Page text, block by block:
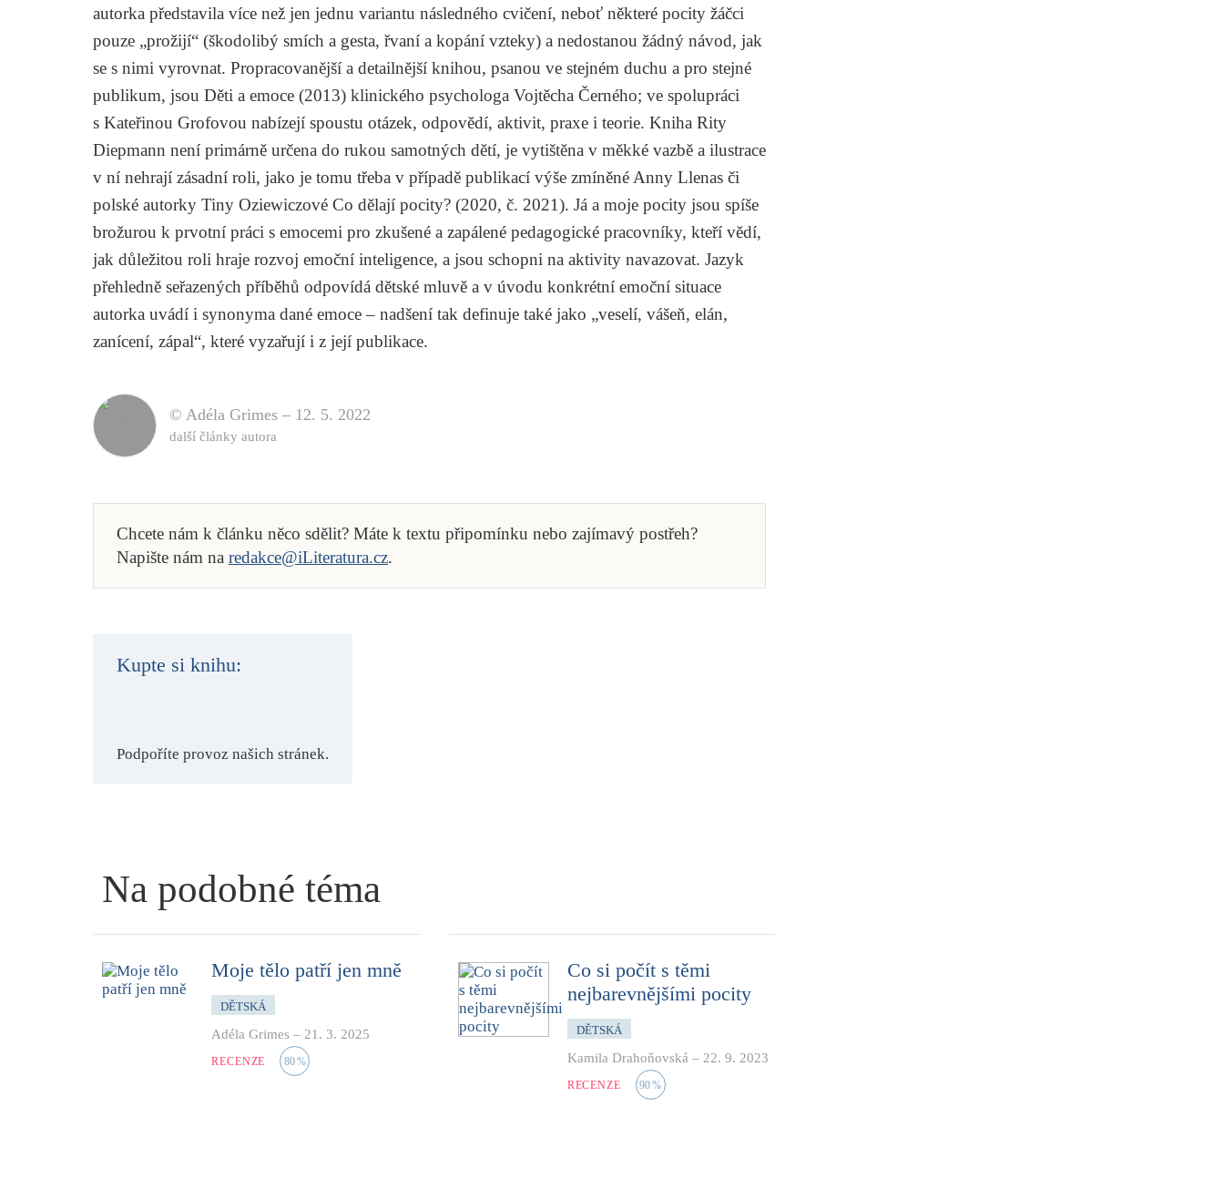
autorka představila více než jen jednu variantu následného cvičení, neboť některé pocity žáčci
pouze „prožijí“ (škodolibý smích a gesta, řvaní a kopání vzteky) a nedostanou žádný návod, jak
se s nimi vyrovnat. Propracovanější a detailnější knihou, psanou ve stejném duchu a pro stejné
publikum, jsou Děti a emoce (2013) klinického psychologa Vojtěcha Černého; ve spolupráci
s Kateřinou Grofovou nabízejí spoustu otázek, odpovědí, aktivit, praxe i teorie. Kniha Rity
Diepmann není primárně určena do rukou samotných dětí, je vytištěna v měkké vazbě a ilustrace
v ní nehrají zásadní roli, jako je tomu třeba v případě publikací výše zmíněné Anny Llenas či
polské autorky Tiny Oziewiczové Co dělají pocity? (2020, č. 2021). Já a moje pocity jsou spíše
brožurou k prvotní práci s emocemi pro zkušené a zapálené pedagogické pracovníky, kteří vědí,
jak důležitou roli hraje rozvoj emoční inteligence, a jsou schopni na aktivity navazovat. Jazyk
přehledně seřazených příběhů odpovídá dětské mluvě a v úvodu konkrétní emoční situace
autorka uvádí i synonyma dané emoce – nadšení tak definuje také jako „veselí, vášeň, elán,
zanícení, zápal“, které vyzařují i z její publikace.
© Adéla Grimes – 12. 5. 2022
další články autora
Chcete nám k článku něco sdělit? Máte k textu připomínku nebo zajímavý postřeh?
Napište nám na redakce@iLiteratura.cz.
Kupte si knihu:
Podpoříte provoz našich stránek.
Na podobné téma
Moje tělo patří jen mně
DĚTSKÁ
Adéla Grimes – 21. 3. 2025
RECENZE 80%
Co si počít s těmi
nejbarevnějšími pocity
DĚTSKÁ
Kamila Drahoňovská – 22. 9. 2023
RECENZE 90%